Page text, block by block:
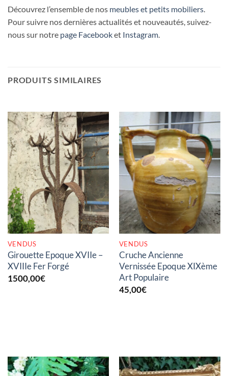
Découvrez l’ensemble de nos meubles et petits mobiliers
Pour suivre nos dernières actualités et nouveautés, suivez-
nous sur notre page Facebooket Instagram
PRODUITS SIMILAIRES
RUPTURE DE STOCK
VENDUS
Girouette Epoque XVIIe –
XVIIIe Fer Forgé
1500,00€
RUPTURE DE STOCK
VENDUS
Cruche Ancienne
Vernissée Epoque XIXème
Art Populaire
45,00€